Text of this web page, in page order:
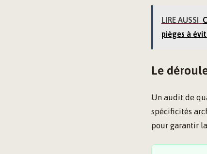
LIRE AUSSI
pièges à
Le
Un audit de
spécificités
pour garantir